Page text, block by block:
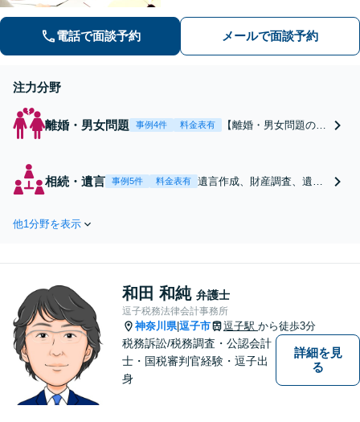
電話で面談予約 メールで面談予約
注力分野
離婚・男女問題 事例4件 料金表有
【離婚・男女問題の取
い。不貞慰謝料／婚姻
土日祝相談可】
相続・遺言 事例5件 料金表有
遺言作成、財産調査、遺産
能。【証券会社勤務経験
【夜間・土日祝対応】【上
大岡駅直結】
他1分野を表示
和田 和純 弁護士
逗子税務法律会計事務所
神奈川県|逗子市 逗子駅 から徒歩3分
税務訴訟/税務調査・公認会計
士・国税審判官経験・逗子出
身
詳細を見
る